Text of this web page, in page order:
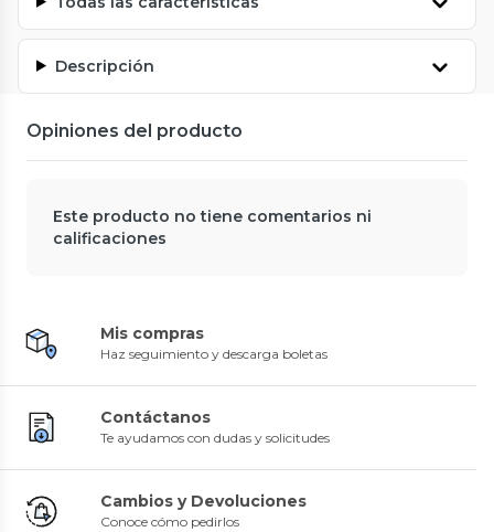
Descripción
Opiniones del producto
Este producto no tiene comentarios ni
calificaciones
Mis compras
Haz seguimiento y descarga boletas
Contáctanos
Te ayudamos con dudas y solicitudes
Cambios y Devoluciones
Conoce cómo pedirlos